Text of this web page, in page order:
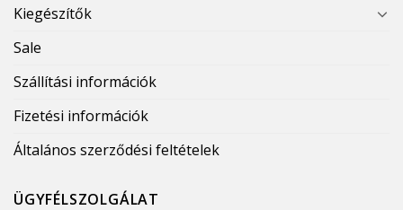
Kiegészítők
Sale
Szállítási információk
Fizetési információk
Általános szerződési feltételek
ÜGYFÉLSZOLGÁLAT